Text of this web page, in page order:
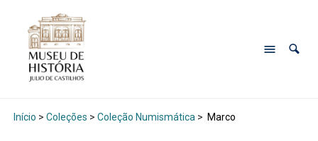
Início > Coleções > Coleção Numismática > Marco